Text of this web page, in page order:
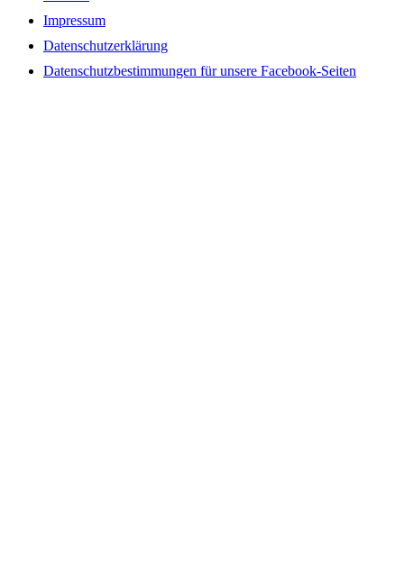
Impressum
Datenschutzerklärung
Datenschutzbestimmungen für unsere Facebook-Seiten